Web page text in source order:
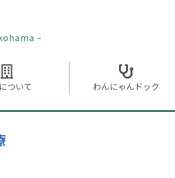
–
ついて わんにゃん ドック